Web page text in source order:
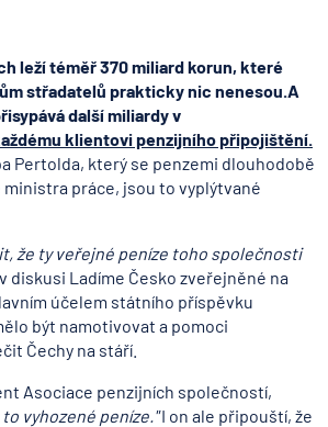
leží téměř 370 miliard korun, které
střadatelů prakticky nic nenesou. A
další miliardy v
klientovi penzijního připojištění.
Pertolda, který se penzemi dlouhodobě
ministra práce, jsou to vyplýtvané
že ty veřejné peníze toho společnosti
diskusi Ladíme Česko zveřejněné na
účelem státního příspěvku
být namotivovat a pomoci
Čechy na stáří.
Asociace penzijních společností,
to vyhozené peníze."I on ale připouští, že